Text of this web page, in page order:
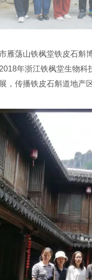
荡山铁枫堂铁皮石斛
年浙江铁枫堂生物
，传播铁皮石斛道地产